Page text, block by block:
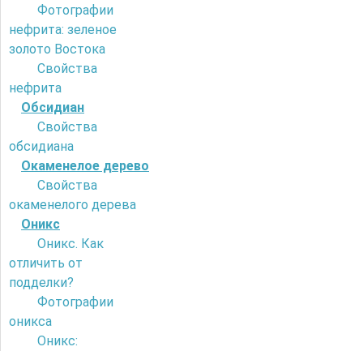
Фотографии
нефрита: зеленое
золото Востока
Свойства
нефрита
Обсидиан
Свойства
обсидиана
Окаменелое дерево
Свойства
окаменелого дерева
Оникс
Оникс. Как
отличить от
подделки?
Фотографии
оникса
Оникс: